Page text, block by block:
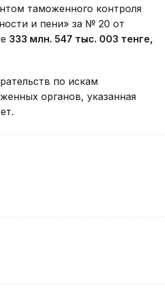
таможенного контроля
и пени» за № 20 от
333 млн. 547 тыс. 003 тенге,
по искам
органов, указанная